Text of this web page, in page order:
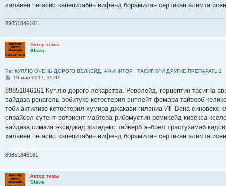
халавен пегасис капецитабин вифенд борамилан сертикан алимта
89851846161
Автор темы
Slava
Re: КУПЛЮ ОЧЕНЬ ДОРОГО ВЕЛКЕЙД, АФИНИТОР , ТАСИГНУ И ДРУГИЕ ПРЕПАРАТЫ1
С
о
щ
е
и
е
10 мар 2017, 15:05
89851846161 Куплю дорого лекарства. Револейд, герцептин тасигна
вайдаза ренагель эрбитукс кетостерил энплейт фемара тайверб
тоби актилизе кетостерил хумира джакави гилениа ИГ-Вена
спрайсел сутент вотриент мабтера рибомустин ремикейд кивекса
вайдаза симзия эксиджад золадекс тайверб энбрел трастузамаб
халавен пегасис капецитабин вифенд борамилан сертикан алимта
89851846161
Автор темы
Slava